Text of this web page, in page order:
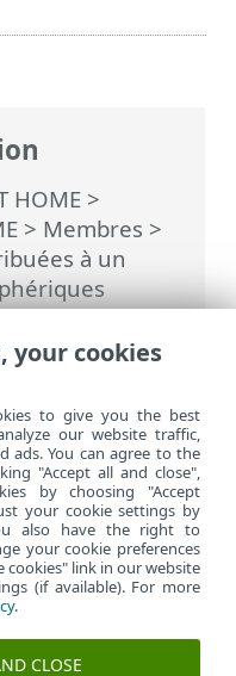
HOME >
> Membres >
à un
>
Google
de travail
your cookies
to give you the best
our website traffic,
ads. You can agree to the
"Accept all and close",
by choosing "Accept
your cookie settings by
also have the right to
your cookie preferences
link in our website
(if available). For more
.
CLOSE